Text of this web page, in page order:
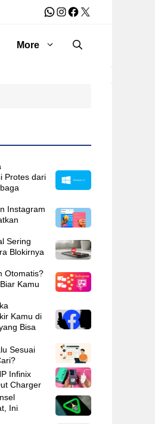
WhatsApp
Instagram
Facebook
X
More
Protes dari
Instagram
Sering
Blokirnya
Otomatis?
Kamu
Kamu di
Bisa
Sesuai
Infinix
Charger
Ini